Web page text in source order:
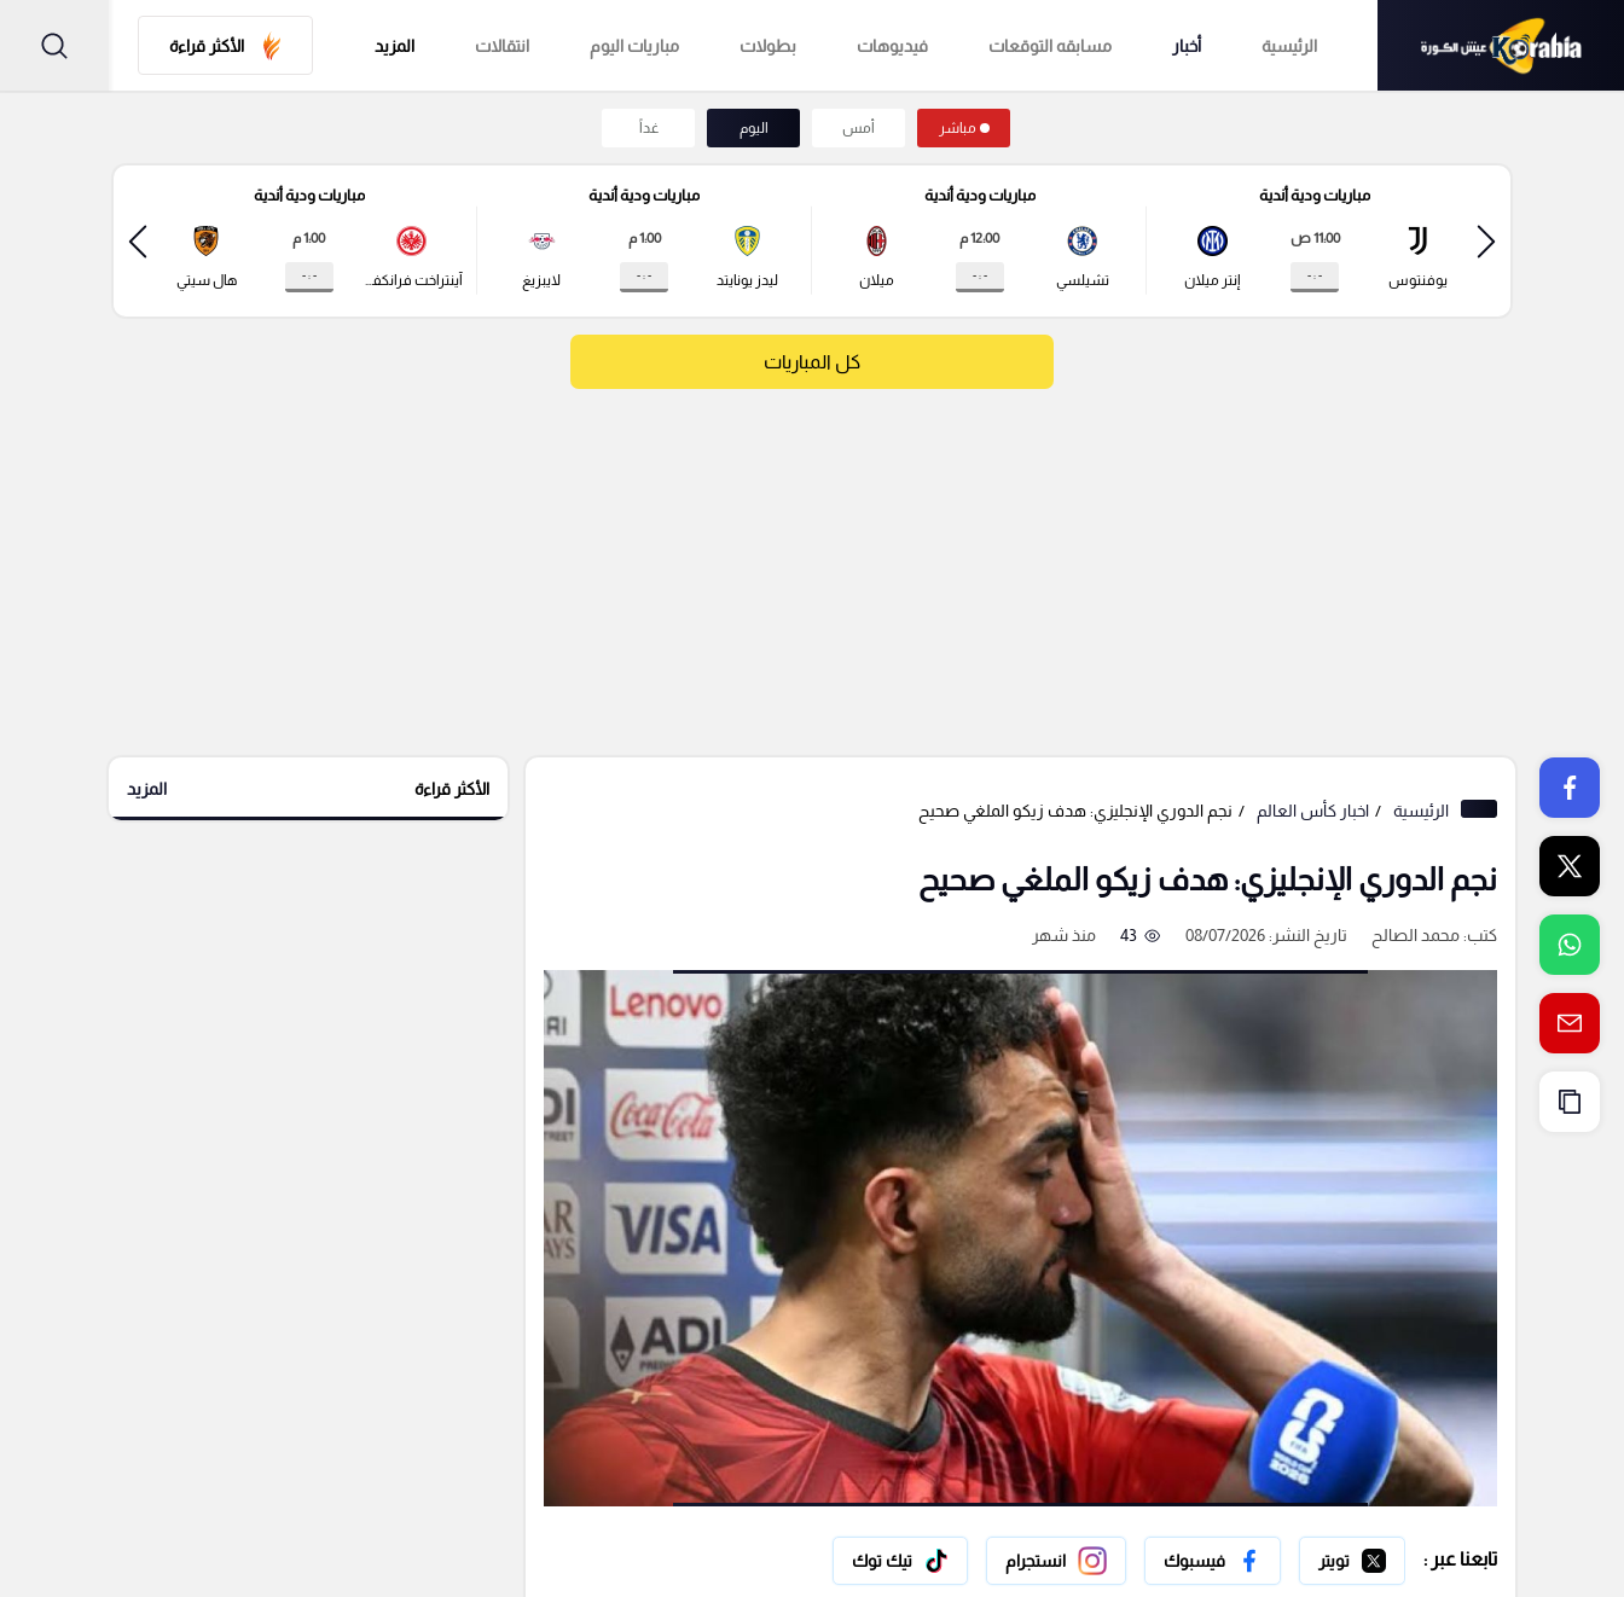
الرئيسية أخبار مسابقه التوقعات فيديوهات بطولات مباريات اليوم انتقالات المزيد الأكثر قراءة
مباشر أمس اليوم غداً
مباريات ودية أندية
يوفنتوس
11:00 ص
- : - إنتر ميلان
مباريات ودية أندية
تشيلسي
12:00 م
- : - ميلان
مباريات ودية أندية
ليدز يونايتد
1:00 م
- : - لايبزيغ
مباريات ودية أندية
آينتراخت فرانكفورت
1:00 م
- : - هال سيتي
كل المباريات
الرئيسية اخبار كأس العالم نجم الدوري الإنجليزي: هدف زيكو الملغي صحيح
نجم الدوري الإنجليزي: هدف زيكو الملغي صحيح
كتب:محمد الصالح تاريخ النشر: 08/07/2026 43 منذ شهر
تابعنا عبر : تويتر فيسبوك انستجرام تيك توك
الأكثر قراءة المزيد